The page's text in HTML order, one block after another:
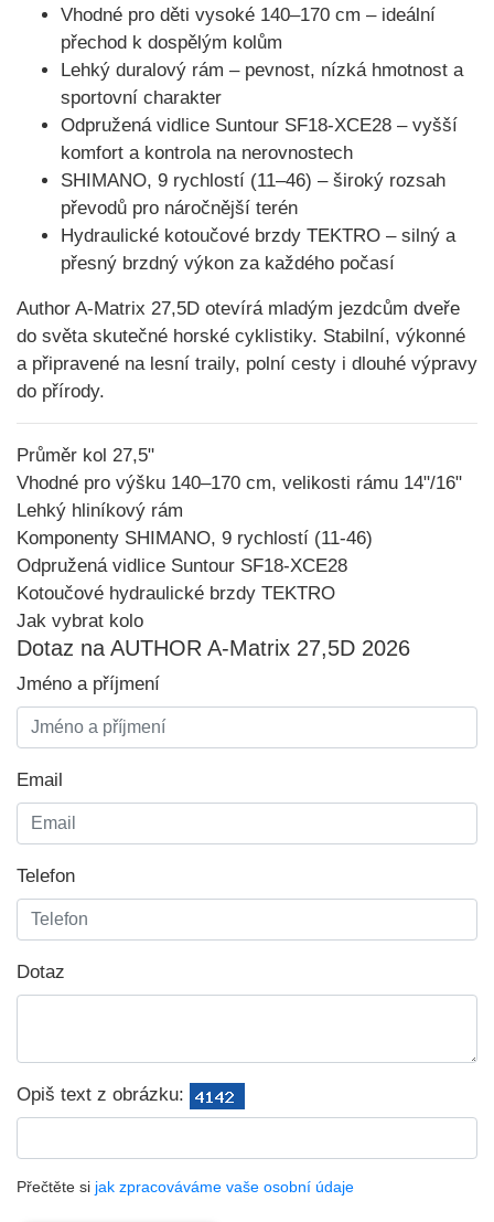
Vhodné pro děti vysoké 140–170 cm – ideální
přechod k dospělým kolům
Lehký duralový rám – pevnost, nízká hmotnost a
sportovní charakter
Odpružená vidlice Suntour SF18-XCE28 – vyšší
komfort a kontrola na nerovnostech
SHIMANO, 9 rychlostí (11–46) – široký rozsah
převodů pro náročnější terén
Hydraulické kotoučové brzdy TEKTRO – silný a
přesný brzdný výkon za každého počasí
Author A-Matrix 27,5D otevírá mladým jezdcům dveře
do světa skutečné horské cyklistiky. Stabilní, výkonné
a připravené na lesní traily, polní cesty i dlouhé výpravy
do přírody.
Průměr kol 27,5"
Vhodné pro výšku 140–170 cm, velikosti rámu 14"/16"
Lehký hliníkový rám
Komponenty SHIMANO, 9 rychlostí (11-46)
Odpružená vidlice Suntour SF18-XCE28
Kotoučové hydraulické brzdy TEKTRO
Jak vybrat kolo
Dotaz na AUTHOR A-Matrix 27,5D 2026
Jméno a příjmení
Email
Telefon
Dotaz
Opiš text z obrázku:
Přečtěte si jak zpracováváme vaše osobní údaje